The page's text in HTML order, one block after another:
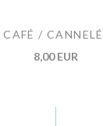
CAFÉ / CANNELÉ
8,00 EUR